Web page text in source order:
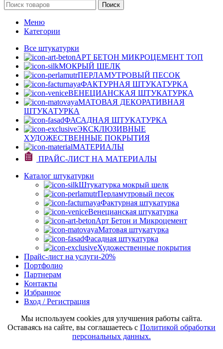
Поиск
Меню
Категории
Все штукатурки
АРТ БЕТОН МИКРОЦЕМЕНТ ТОП
МОКРЫЙ ШЕЛК
ПЕРЛАМУТРОВЫЙ ПЕСОК
ФАКТУРНАЯ ШТУКАТУРКА
ВЕНЕЦИАНСКАЯ ШТУКАТУРКА
МАТОВАЯ ДЕКОРАТИВНАЯ
ШТУКАТУРКА
ФАСАДНАЯ ШТУКАТУРКА
ЭКСКЛЮЗИВНЫЕ
ХУДОЖЕСТВЕННЫЕ ПОКРЫТИЯ
МАТЕРИАЛЫ
ПРАЙС-ЛИСТ НА МАТЕРИАЛЫ
Каталог штукатурки
Штукатурка мокрый шелк
Перламутровый песок
Фактурная штукатурка
Венецианская штукатурка
Арт Бетон и Микроцемент
Матовая штукатурка
Фасадная штукатурка
Художественные покрытия
Прайс-лист на услуги-20%
Портфолио
Партнерам
Контакты
Избранное
Вход / Регистрация
Мы используем cookies для улучшения работы сайта.
Оставаясь на сайте, вы соглашаетесь с Политикой обработки
персональных данных.